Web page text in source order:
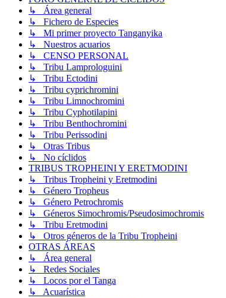
↳ Área general
↳ Fichero de Especies
↳ Mi primer proyecto Tanganyika
↳ Nuestros acuarios
↳ CENSO PERSONAL
↳ Tribu Lamprologuini
↳ Tribu Ectodini
↳ Tribu cyprichromini
↳ Tribu Limnochromini
↳ Tribu Cyphotilapini
↳ Tribu Benthochromini
↳ Tribu Perissodini
↳ Otras Tribus
↳ No cíclidos
TRIBUS TROPHEINI Y ERETMODINI
↳ Tribus Tropheini y Eretmodini
↳ Género Tropheus
↳ Género Petrochromis
↳ Géneros Simochromis/Pseudosimochromis
↳ Tribu Eretmodini
↳ Otros géneros de la Tribu Tropheini
OTRAS ÁREAS
↳ Área general
↳ Redes Sociales
↳ Locos por el Tanga
↳ Acuarística